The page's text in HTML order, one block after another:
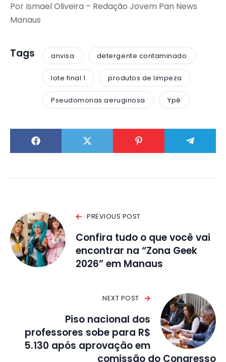
Por Ismael Oliveira – Redação Jovem Pan News
Manaus
Tags anvisa detergente contaminado
lote final 1 produtos de limpeza
Pseudomonas aeruginosa Ypê
PREVIOUS POST
Confira tudo o que você vai
encontrar na “Zona Geek
2026” em Manaus
NEXT POST
Piso nacional dos
professores sobe para R$
5.130 após aprovação em
comissão do Congresso